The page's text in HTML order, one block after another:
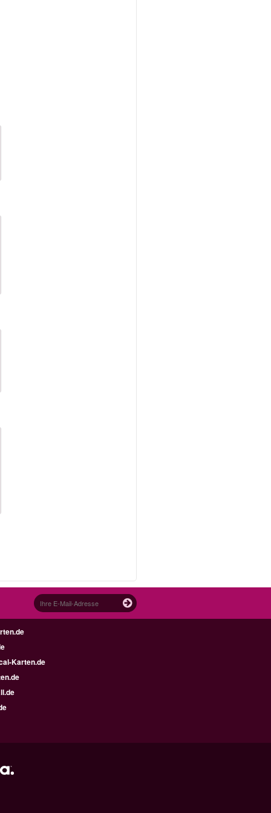
Karten.de